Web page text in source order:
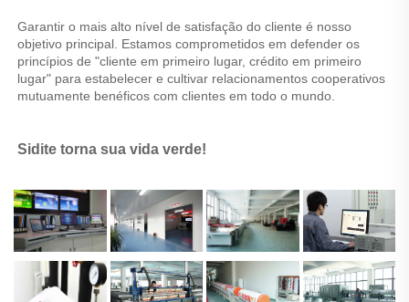
Garantir o mais alto nível de satisfação do cliente é nosso
objetivo principal. Estamos comprometidos em defender os
princípios de "cliente em primeiro lugar, crédito em primeiro
lugar" para estabelecer e cultivar relacionamentos cooperativos
mutuamente benéficos com clientes em todo o mundo.
Sidite torna sua vida verde!